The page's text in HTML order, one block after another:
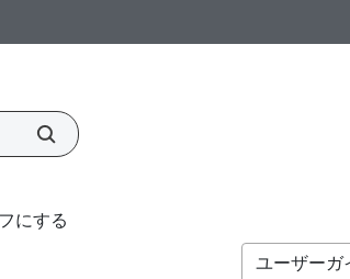
にする
ユーザーガ